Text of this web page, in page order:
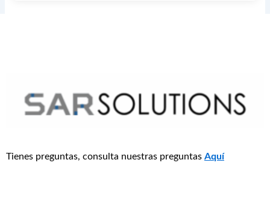
Tienes preguntas, consulta nuestras preguntas Aquí